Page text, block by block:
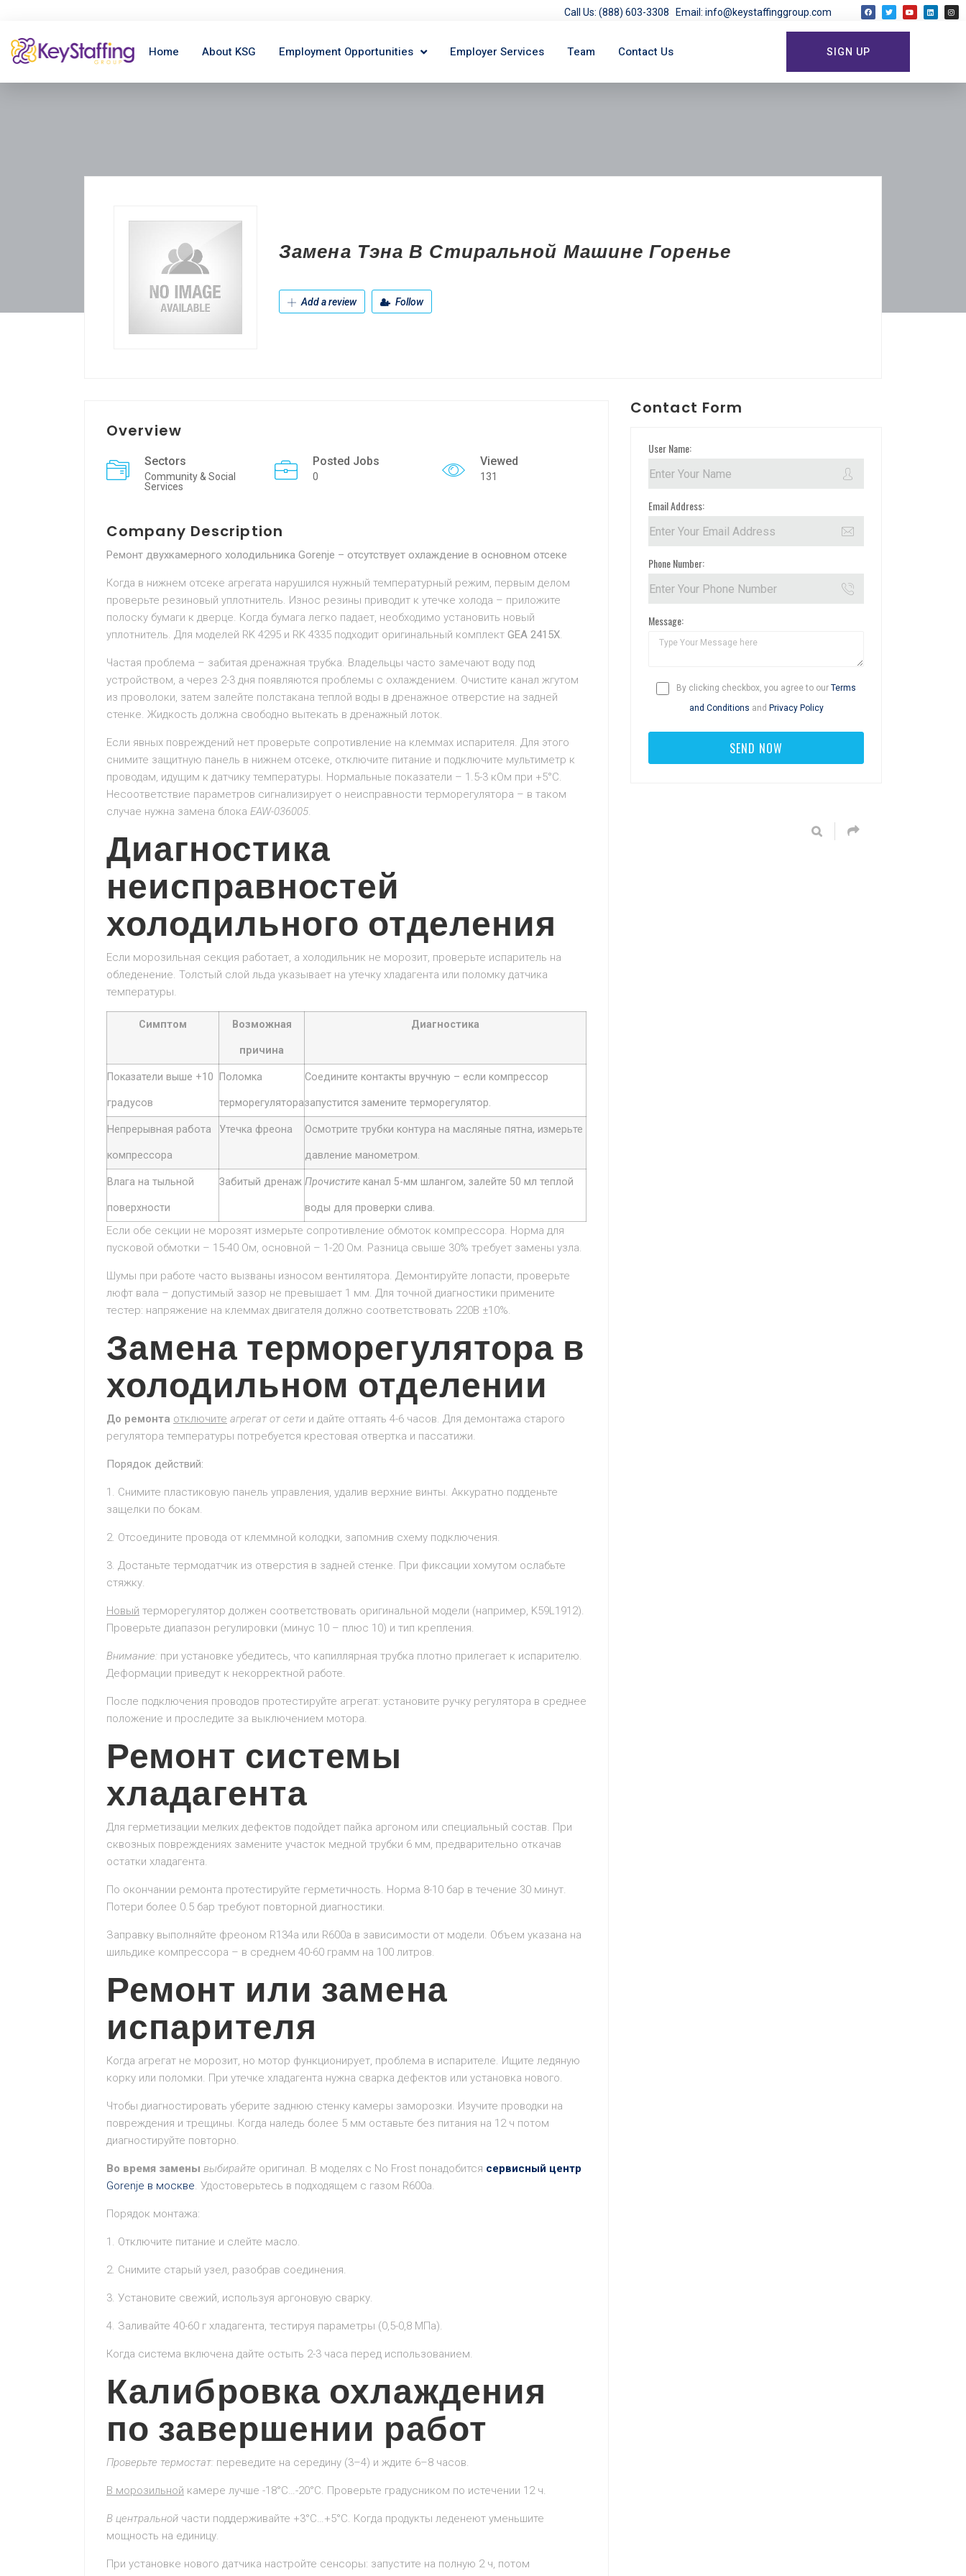
Call Us: (888) 603-3308 Email: info@keystaffinggroup.com
Home About KSG Employment Opportunities Employer Services Team Contact Us SIGN UP
Замена Тэна В Стиральной Машине Горенье
Add a review Follow
Overview
Sectors
Community & Social
Services
Posted Jobs
0
Viewed
131
Company Description
Ремонт двухкамерного холодильника Gorenje – отсутствует охлаждение в основном отсеке
Когда в нижнем отсеке агрегата нарушился нужный температурный режим, первым делом
проверьте резиновый уплотнитель. Износ резины приводит к утечке холода – приложите
полоску бумаги к дверце. Когда бумага легко падает, необходимо установить новый
уплотнитель. Для моделей RK 4295 и RK 4335 подходит оригинальный комплект GEA 2415X.
Частая проблема – забитая дренажная трубка. Владельцы часто замечают воду под
устройством, а через 2-3 дня появляются проблемы с охлаждением. Очистите канал жгутом
из проволоки, затем залейте полстакана теплой воды в дренажное отверстие на задней
стенке. Жидкость должна свободно вытекать в дренажный лоток.
Если явных повреждений нет проверьте сопротивление на клеммах испарителя. Для этого
снимите защитную панель в нижнем отсеке, отключите питание и подключите мультиметр к
проводам, идущим к датчику температуры. Нормальные показатели – 1.5-3 кОм при +5°C.
Несоответствие параметров сигнализирует о неисправности терморегулятора – в таком
случае нужна замена блока EAW-036005.
Диагностика
неисправностей
холодильного отделения
Если морозильная секция работает, а холодильник не морозит, проверьте испаритель на
обледенение. Толстый слой льда указывает на утечку хладагента или поломку датчика
температуры.
Симптом Возможная
причина
Диагностика
Показатели выше +10
градусов
Поломка
терморегулятора
Соедините контакты вручную – если компрессор
запустится замените терморегулятор.
Непрерывная работа
компрессора
Утечка фреона Осмотрите трубки контура на масляные пятна, измерьте
давление манометром.
Влага на тыльной
поверхности
Забитый дренаж Прочистите канал 5-мм шлангом, залейте 50 мл теплой
воды для проверки слива.
Если обе секции не морозят измерьте сопротивление обмоток компрессора. Норма для
пусковой обмотки – 15-40 Ом, основной – 1-20 Ом. Разница свыше 30% требует замены узла.
Шумы при работе часто вызваны износом вентилятора. Демонтируйте лопасти, проверьте
люфт вала – допустимый зазор не превышает 1 мм. Для точной диагностики примените
тестер: напряжение на клеммах двигателя должно соответствовать 220В ±10%.
Замена терморегулятора в
холодильном отделении
До ремонта отключите агрегат от сети и дайте оттаять 4-6 часов. Для демонтажа старого
регулятора температуры потребуется крестовая отвертка и пассатижи.
Порядок действий:
1. Снимите пластиковую панель управления, удалив верхние винты. Аккуратно подденьте
защелки по бокам.
2. Отсоедините провода от клеммной колодки, запомнив схему подключения.
3. Достаньте термодатчик из отверстия в задней стенке. При фиксации хомутом ослабьте
стяжку.
Новый терморегулятор должен соответствовать оригинальной модели (например, K59L1912).
Проверьте диапазон регулировки (минус 10 – плюс 10) и тип крепления.
Внимание: при установке убедитесь, что капиллярная трубка плотно прилегает к испарителю.
Деформации приведут к некорректной работе.
После подключения проводов протестируйте агрегат: установите ручку регулятора в среднее
положение и проследите за выключением мотора.
Ремонт системы
хладагента
Для герметизации мелких дефектов подойдет пайка аргоном или специальный состав. При
сквозных повреждениях замените участок медной трубки 6 мм, предварительно откачав
остатки хладагента.
По окончании ремонта протестируйте герметичность. Норма 8-10 бар в течение 30 минут.
Потери более 0.5 бар требуют повторной диагностики.
Заправку выполняйте фреоном R134a или R600a в зависимости от модели. Объем указана на
шильдике компрессора – в среднем 40-60 грамм на 100 литров.
Ремонт или замена
испарителя
Когда агрегат не морозит, но мотор функционирует, проблема в испарителе. Ищите ледяную
корку или поломки. При утечке хладагента нужна сварка дефектов или установка нового.
Чтобы диагностировать уберите заднюю стенку камеры заморозки. Изучите проводки на
повреждения и трещины. Когда наледь более 5 мм оставьте без питания на 12 ч потом
диагностируйте повторно.
Во время замены выбирайте оригинал. В моделях с No Frost понадобится сервисный центр
Gorenje в москве. Удостоверьтесь в подходящем с газом R600a.
Порядок монтажа:
1. Отключите питание и слейте масло.
2. Снимите старый узел, разобрав соединения.
3. Установите свежий, используя аргоновую сварку.
4. Заливайте 40-60 г хладагента, тестируя параметры (0,5-0,8 МПа).
Когда система включена дайте остыть 2-3 часа перед использованием.
Калибровка охлаждения
по завершении работ
Проверьте термостат: переведите на середину (3–4) и ждите 6–8 часов.
В морозильной камере лучше -18°C…-20°C. Проверьте градусником по истечении 12 ч.
В центральной части поддерживайте +3°C…+5°C. Когда продукты леденеют уменьшите
мощность на единицу.
При установке нового датчика настройте сенсоры: запустите на полную 2 ч, потом
Contact Form
User Name:
Email Address:
Phone Number:
Message:
By clicking checkbox, you agree to our Terms
and Conditions and Privacy Policy